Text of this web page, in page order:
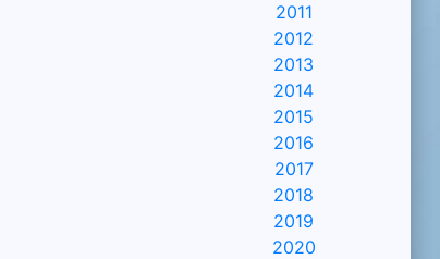
2011
2012
2013
2014
2015
2016
2017
2018
2019
2020